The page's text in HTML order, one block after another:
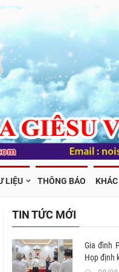
LIỆU THÔNG BÁO KHÁC
TIN TỨC MỚI
Gia đình
Họp định